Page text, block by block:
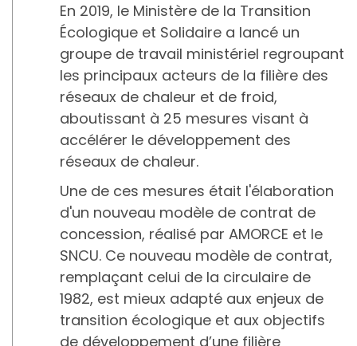
En 2019, le Ministère de la Transition
Écologique et Solidaire a lancé un
groupe de travail ministériel regroupant
les principaux acteurs de la filière des
réseaux de chaleur et de froid,
aboutissant à 25 mesures visant à
accélérer le développement des
réseaux de chaleur.
Une de ces mesures était l'élaboration
d'un nouveau modèle de contrat de
concession, réalisé par AMORCE et le
SNCU. Ce nouveau modèle de contrat,
remplaçant celui de la circulaire de
1982, est mieux adapté aux enjeux de
transition écologique et aux objectifs
de développement d’une filière